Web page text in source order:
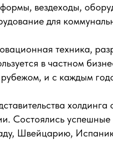
вездеходы,
для
техника,
в частном
и с каждым
Состоялись
Швейцарию,